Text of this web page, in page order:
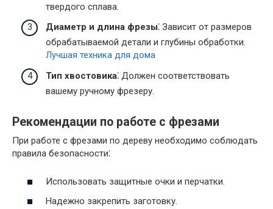
твердого сплава.
Диаметр и длина фрезы⁚ Зависит от размеров
обрабатываемой детали и глубины обработки.
Лучшая техника для дома
Тип хвостовика⁚ Должен соответствовать
вашему ручному фрезеру.
Рекомендации по работе с фрезами
При работе с фрезами по дереву необходимо соблюдать
правила безопасности⁚
Использовать защитные очки и перчатки.
Надежно закрепить заготовку.